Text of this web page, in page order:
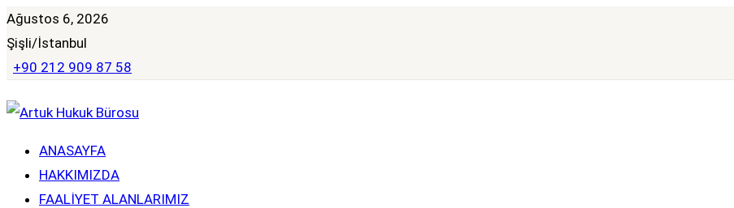
Ağustos 6, 2026
Şişli/İstanbul
+90 212 909 87 58
ANASAYFA
HAKKIMIZDA
FAALIYET ALANLARIMIZ